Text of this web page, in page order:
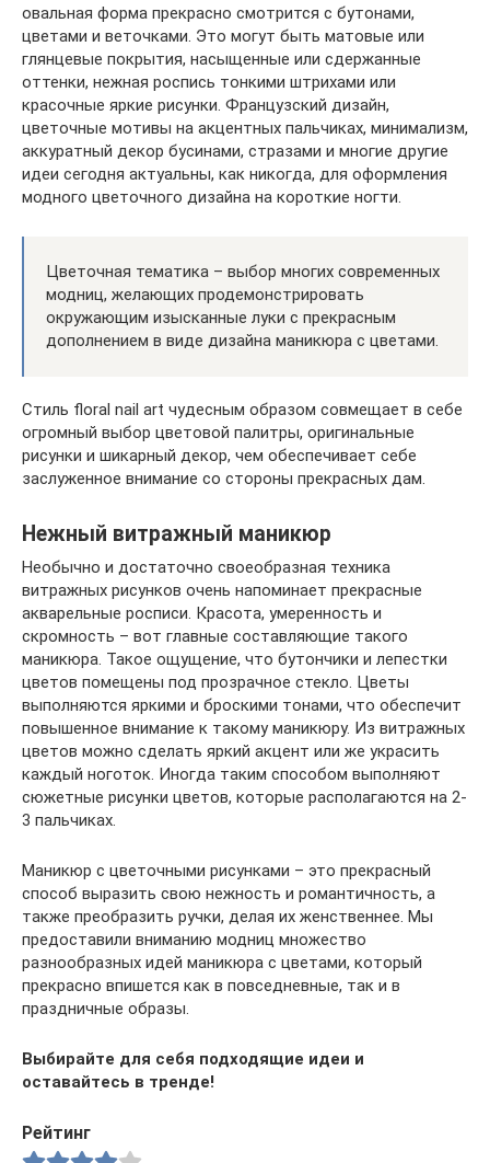
овальная форма прекрасно смотрится с бутонами,
цветами и веточками. Это могут быть матовые или
глянцевые покрытия, насыщенные или сдержанные
оттенки, нежная роспись тонкими штрихами или
красочные яркие рисунки. Французский дизайн,
цветочные мотивы на акцентных пальчиках, минимализм,
аккуратный декор бусинами, стразами и многие другие
идеи сегодня актуальны, как никогда, для оформления
модного цветочного дизайна на короткие ногти.
Цветочная тематика – выбор многих современных
модниц, желающих продемонстрировать
окружающим изысканные луки с прекрасным
дополнением в виде дизайна маникюра с цветами.
Стиль floral nail art чудесным образом совмещает в себе
огромный выбор цветовой палитры, оригинальные
рисунки и шикарный декор, чем обеспечивает себе
заслуженное внимание со стороны прекрасных дам.
Нежный витражный маникюр
Необычно и достаточно своеобразная техника
витражных рисунков очень напоминает прекрасные
акварельные росписи. Красота, умеренность и
скромность – вот главные составляющие такого
маникюра. Такое ощущение, что бутончики и лепестки
цветов помещены под прозрачное стекло. Цветы
выполняются яркими и броскими тонами, что обеспечит
повышенное внимание к такому маникюру. Из витражных
цветов можно сделать яркий акцент или же украсить
каждый ноготок. Иногда таким способом выполняют
сюжетные рисунки цветов, которые располагаются на 2-
3 пальчиках.
Маникюр с цветочными рисунками – это прекрасный
способ выразить свою нежность и романтичность, а
также преобразить ручки, делая их женственнее. Мы
предоставили вниманию модниц множество
разнообразных идей маникюра с цветами, который
прекрасно впишется как в повседневные, так и в
праздничные образы.
Выбирайте для себя подходящие идеи и
оставайтесь в тренде!
Рейтинг